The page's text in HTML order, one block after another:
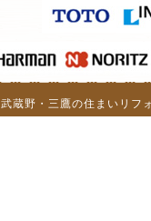
武蔵野・三鷹の住まいリ